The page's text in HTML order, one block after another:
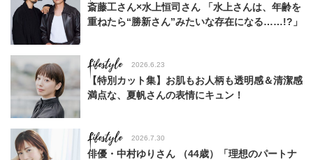
斎藤工さん×水上恒司さん 「水上さんは、年齢を
重ねたら“勝新さん”みたいな存在になる……!?」
Lifestyle 2026.6.23
【特別カット集】お肌もお人柄も透明感＆清潔感
満点な、夏帆さんの表情にキュン！
Lifestyle 2026.7.30
俳優・中村ゆりさん （44歳）「理想のパートナ